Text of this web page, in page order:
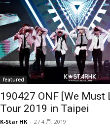
featured
190427 ONF [We Must
Tour 2019 in Taipei
K-Star HK - 27 4 月, 2019